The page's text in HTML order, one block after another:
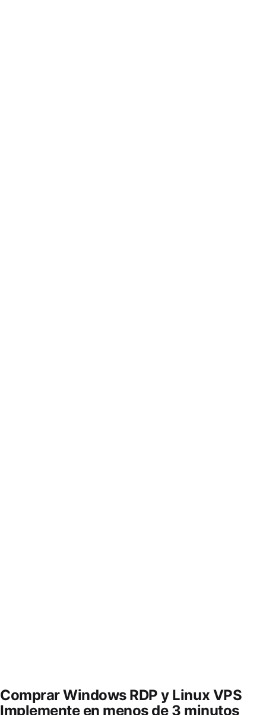
Comprar Windows RDP y Linux VPS
Implementeen menos de 3 minutos